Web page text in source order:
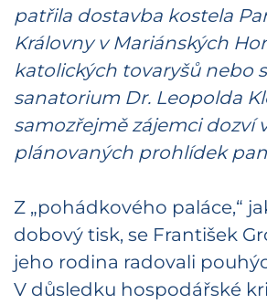
patřila dostavba kostela
Královny v Mariánských
katolických tovaryšů nebo
sanatorium Dr. Leopolda
samozřejmě zájemci dozví
plánovaných prohlídek
Z „pohádkového paláce,“
dobový tisk, se František
jeho rodina radovali
V důsledku hospodářské